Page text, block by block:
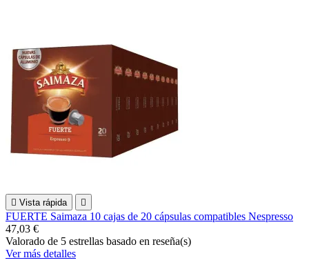
 Vista rápida 
FUERTE Saimaza 10 cajas de 20 cápsulas compatibles Nespresso
47,03 €
Valorado de 5 estrellas basado en reseña(s)
Ver más detalles